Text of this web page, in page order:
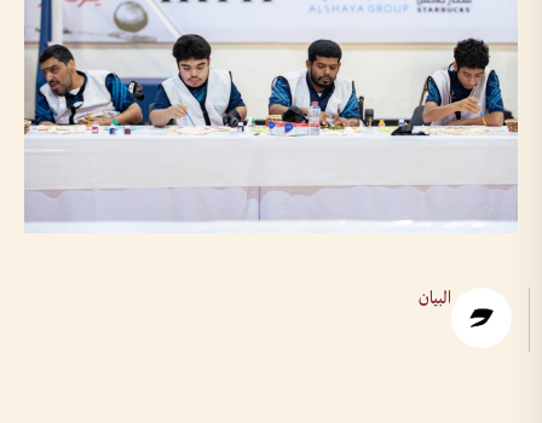
البيان